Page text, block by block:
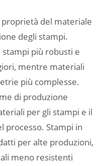
proprietà del materiale
degli stampi.
più robusti e
mentre materiali
più complesse.
di produzione
per gli stampi e il
processo. Stampi in
per alte produzioni,
meno resistenti